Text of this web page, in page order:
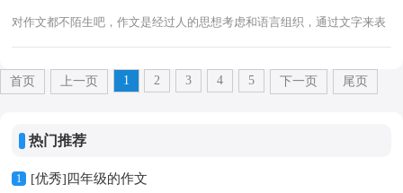
对作文都不陌生吧，作文是经过人的思想考虑和语言组织，通过文字来表
首页 上一页 1 2 3 4 5 下一页 尾页
热门推荐
1 [优秀]四年级的作文